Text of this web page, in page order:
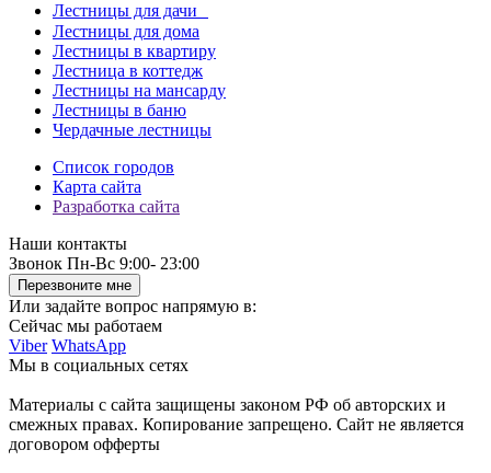
Лестницы для дачи
Лестницы для дома
Лестницы в квартиру
Лестница в коттедж
Лестницы на мансарду
Лестницы в баню
Чердачные лестницы
Список городов
Карта сайта
Разработка сайта
Наши контакты
Звонок Пн-Вс 9:00- 23:00
Перезвоните мне
Или задайте вопрос напрямую в:
Сейчас мы работаем
Viber WhatsApp
Мы в социальных сетях
Материалы с сайта защищены законом РФ об авторских и
смежных правах. Копирование запрещено. Сайт не является
договором офферты